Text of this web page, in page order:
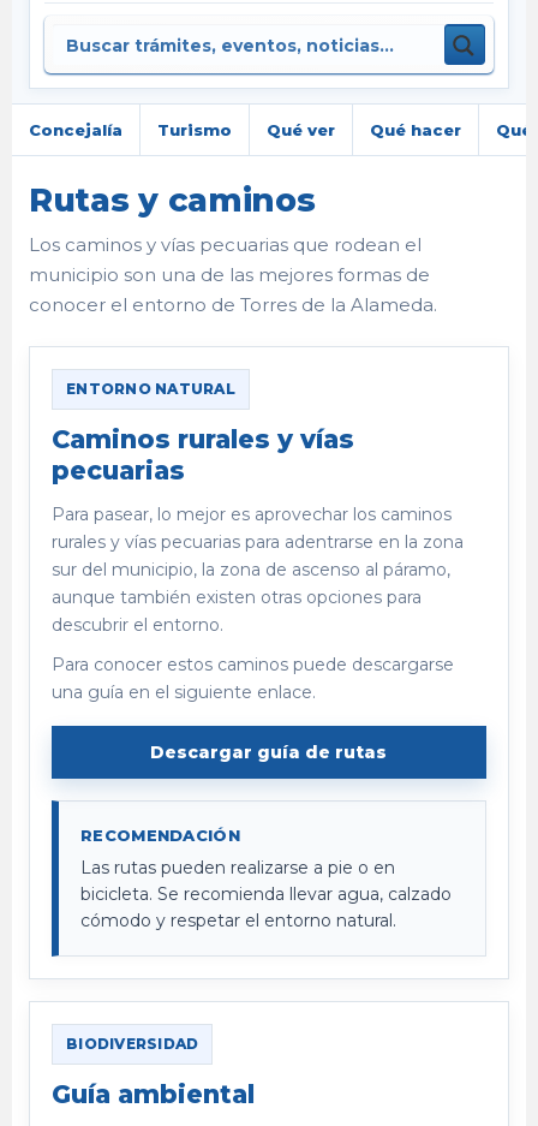
Concejalía Turismo Qué ver Qué hacer
Rutas y caminos
Los caminos y vías pecuarias que rodean el
municipio son una de las mejores formas de
conocer el entorno de Torres de la Alameda.
ENTORNO NATURAL
Caminos rurales y vías
pecuarias
Para pasear, lo mejor es aprovechar los caminos
rurales y vías pecuarias para adentrarse en la zona
sur del municipio, la zona de ascenso al páramo,
aunque también existen otras opciones para
descubrir el entorno.
Para conocer estos caminos puede descargarse
una guía en el siguiente enlace.
Descargar guía de rutas
RECOMENDACIÓN
Las rutas pueden realizarse a pie o en
bicicleta. Se recomienda llevar agua, calzado
cómodo y respetar el entorno natural.
BIODIVERSIDAD
Guía ambiental